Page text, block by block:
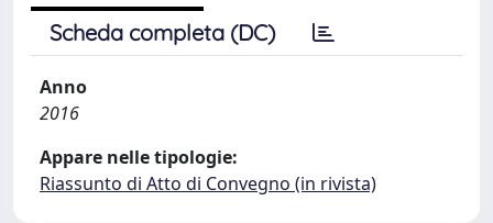
Scheda completa (DC)
Anno
2016
Appare nelle tipologie:
Riassunto di Atto di Convegno (in rivista)